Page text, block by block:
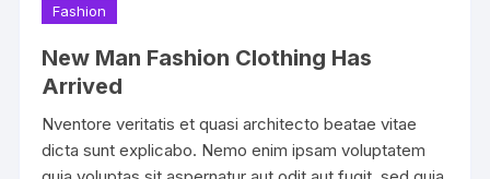
Fashion
New Man Fashion Clothing Has
Arrived
Nventore veritatis et quasi architecto beatae vitae
dicta sunt explicabo. Nemo enim ipsam voluptatem